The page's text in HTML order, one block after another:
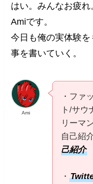
はい。みんなお疲れ
Amiです。
今日も俺の実体験
事を書いていく。
Ami
・ファ
ト/サウ
リーマ
自己紹
己紹介
・